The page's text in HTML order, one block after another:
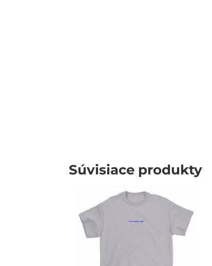
Súvisiace produkty